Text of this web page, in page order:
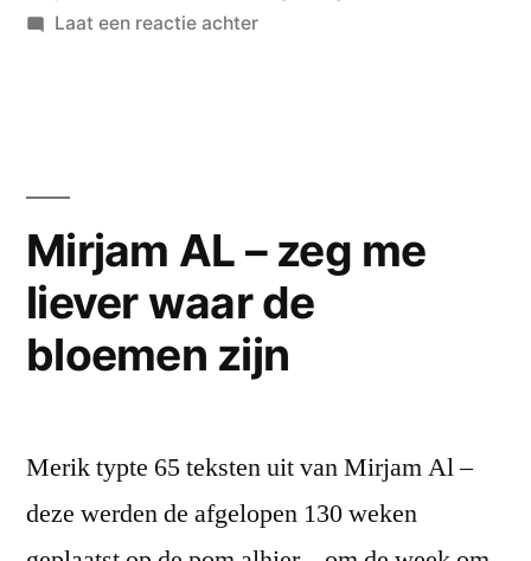
in
Laat een reactie achterop
Gelder
Mirjam AL – zeg me
liever waar de
bloemen zijn
Merik typte 65 teksten uit van Mirjam Al –
deze werden de afgelopen 130 weken